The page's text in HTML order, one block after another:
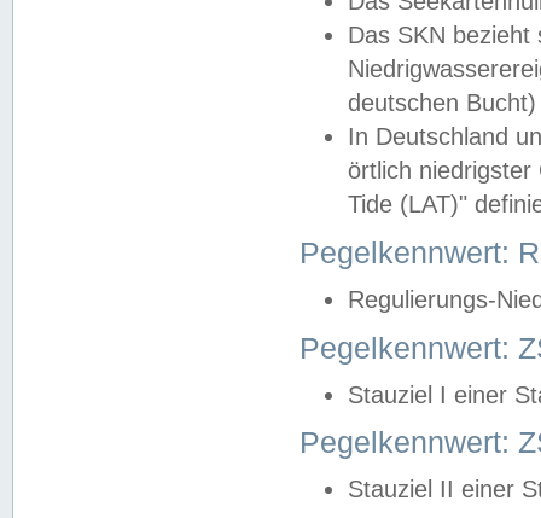
Das SKN
deutschen
In Deutschland
örtlich
Tide (LAT)"
Pegelkennwert:
Regulierungs-
Pegelkennwert:
Stauziel I einer
Pegelkennwert:
Stauziel II einer